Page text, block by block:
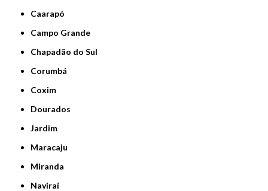
Caarapó
Campo Grande
Chapadão do Sul
Corumbá
Coxim
Dourados
Jardim
Maracaju
Miranda
Naviraí